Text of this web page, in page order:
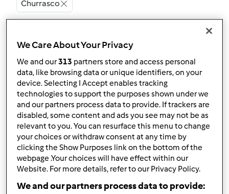
Churrasco
5.0(2)
Gelado de Alfarroba
sem lactose e sem
gluten
porLuidji
5 2 Fácil 0 8min
5.0(2)
Quiche de cogumelos,
We Care About Your Privacy
We and our313 partners store and access personal
data, like browsing data or unique identifiers, on your
device. Selecting I Accept enables tracking
technologies to support the purposes shown under we
and our partners process data to provide. If trackers are
disabled, some content and ads you see may not be as
relevant to you. You can resurface this menu to change
your choices or withdraw consent at any time by
clicking the Show Purposes link on the bottom of the
webpage .Your choices will have effect within our
Website. For more details, refer to our Privacy Policy.
We and our partners process data to provide: